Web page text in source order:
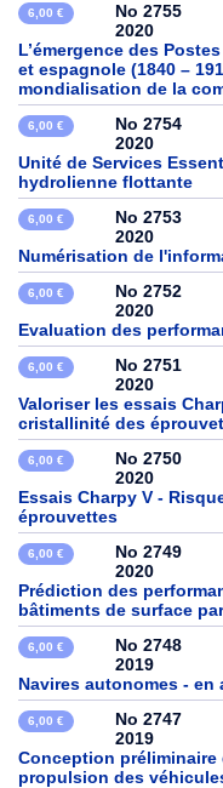
6,00 €
No 2755
2020
L’émergence des
et espagnole (1840 –
mondialisation de la
6,00 €
No 2754
2020
Unité de Services
hydrolienne flottante
6,00 €
No 2753
2020
Numérisation de
6,00 €
No 2752
2020
Evaluation des
6,00 €
No 2751
2020
Valoriser les essais
cristallinité des
6,00 €
No 2750
2020
Essais Charpy V -
éprouvettes
6,00 €
No 2749
2020
Prédiction des
bâtiments de surface
6,00 €
No 2748
2019
Navires autonomes - en
6,00 €
No 2747
2019
Conception préliminaire
propulsion des